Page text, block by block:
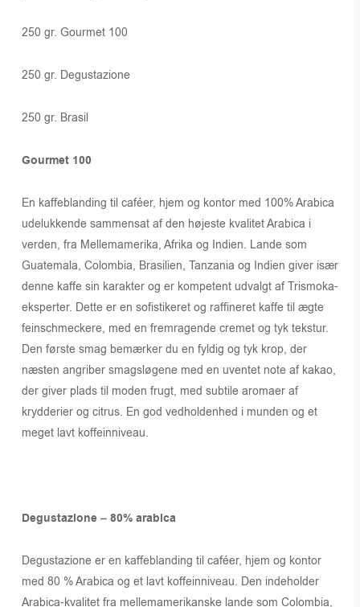
250 gr. Gourmet 100
250 gr. Degustazione
250 gr. Brasil
Gourmet 100
En kaffeblanding til caféer, hjem og kontor med 100% Arabica
udelukkende sammensat af den højeste kvalitet Arabica i
verden, fra Mellemamerika, Afrika og Indien. Lande som
Guatemala, Colombia, Brasilien, Tanzania og Indien giver især
denne kaffe sin karakter og er kompetent udvalgt af Trismoka-
eksperter. Dette er en sofistikeret og raffineret kaffe til ægte
feinschmeckere, med en fremragende cremet og tyk tekstur.
Den første smag bemærker du en fyldig og tyk krop, der
næsten angriber smagsløgene med en uventet note af kakao,
der giver plads til moden frugt, med subtile aromaer af
krydderier og citrus. En god vedholdenhed i munden og et
meget lavt koffeinniveau.
Degustazione – 80% arabica
Degustazione er en kaffeblanding til caféer, hjem og kontor
med 80 % Arabica og et lavt koffeinniveau. Den indeholder
Arabica-kvalitet fra mellemamerikanske lande som Colombia,